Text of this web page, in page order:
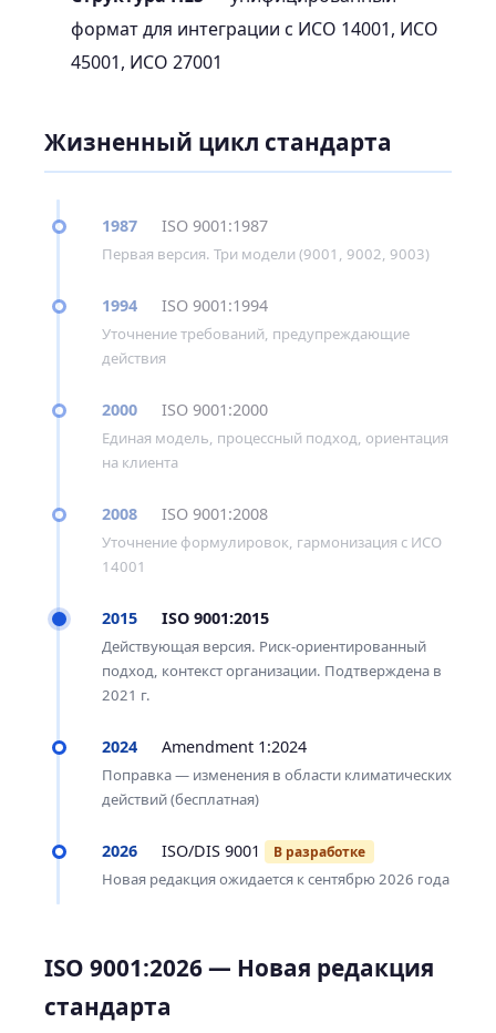
формат для интеграции с ИСО 14001, ИСО
45001, ИСО 27001
Жизненный цикл стандарта
1987 ISO 9001:1987
Первая версия. Три модели (9001, 9002, 9003)
1994 ISO 9001:1994
Уточнение требований, предупреждающие
действия
2000 ISO 9001:2000
Единая модель, процессный подход, ориентация
на клиента
2008 ISO 9001:2008
Уточнение формулировок, гармонизация с ИСО
14001
2015 ISO 9001:2015
Действующая версия. Риск-ориентированный
подход, контекст организации. Подтверждена в
2021 г.
2024 Amendment 1:2024
Поправка — изменения в области климатических
действий (бесплатная)
2026 ISO/DIS 9001 В разработке
Новая редакция ожидается к сентябрю 2026 года
ISO 9001:2026 — Новая редакция
стандарта